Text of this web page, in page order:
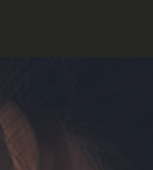
POINT
VOICE